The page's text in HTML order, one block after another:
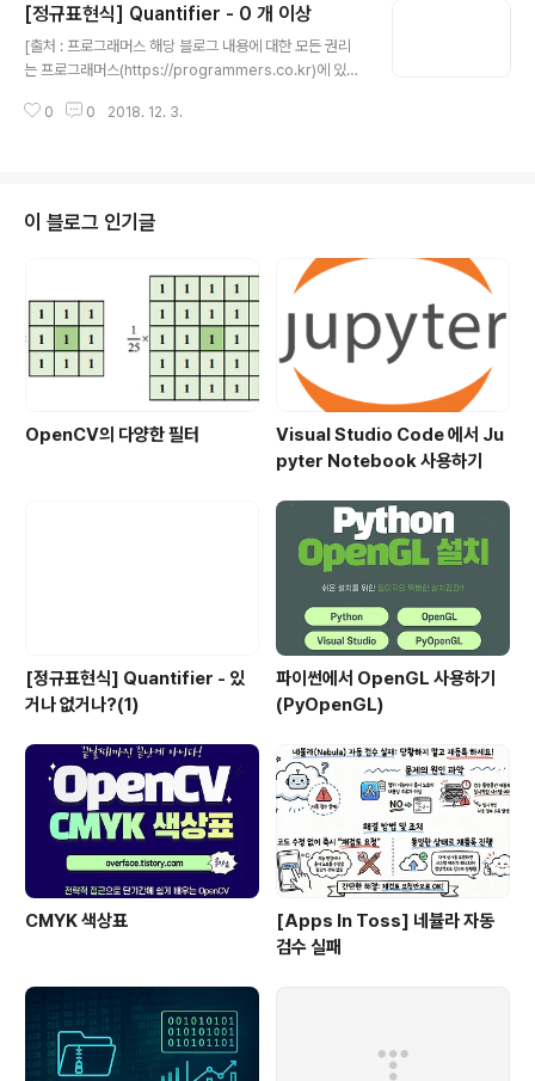
리고 Output에서 search_target에 들어 있는 모든 문자
와 숫자가 한 줄씩 나오는 걸 확인해 보세요.
[정규표현식] Quantifier - 0 개 이상
[출처 : 프로그래머스 해당 블로그 내용에 대한 모든 권리
는 프로그래머스(https://programmers.co.kr)에 있
자연수를 010이라고 쓸 수는 없으므로 첫 자리는 반드시 1
는 숫자가 0개 이상 나오면 자연수라고 볼 수 있습니다. 0
개 이상은 *으로 표현하는데요. 숫자가 0개 이상 나타난다
는 건 \d*과 같이 표현합니다. 이를 이용하면 자연수는 [1-
9]\d*로 표현할 수 있습니다. regex에 [1-9]\d*를 입력
해서 실행해 보세요.
0 0 2018. 12. 3.
이 블로그 인기글
OpenCV의 다양한 필터
Visual Studio Code 에서 Ju
pyter Notebook 사용하기
[정규표현식] Quantifier - 있
거나 없거나?(1)
파이썬에서 OpenGL 사용하기
(PyOpenGL)
CMYK 색상표
[Apps In Toss] 네뷸라 자동
검수 실패